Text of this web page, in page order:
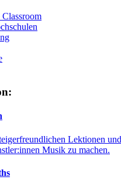
Lektionen
Musik zu machen.